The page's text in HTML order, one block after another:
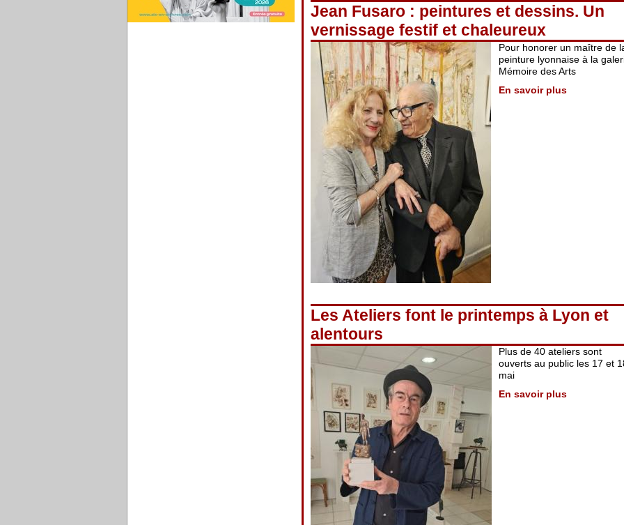
Jean Fusaro : peintures et dessins. Un
vernissage festif et chaleureux
Pour honorer un maître de
peinture lyonnaise à la
Mémoire des Arts
En savoir plus
Les Ateliers font le printemps à Lyon et
alentours
Plus de 40 ateliers sont
ouverts au public les 17 et
mai
En savoir plus